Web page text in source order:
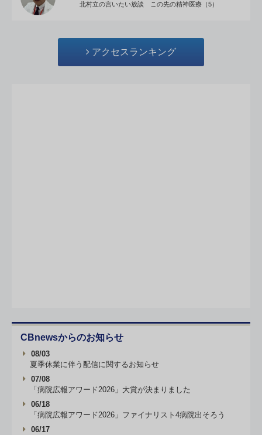
北村立の言いたい放談 この先の精神医療（5）
アクセスランキング
CBnewsからのお知らせ
08/03
夏季休業に伴う配信に関するお知らせ
07/08
「病院広報アワード2026」大賞が決まりました
06/18
「病院広報アワード2026」ファイナリスト4病院出そろう
06/17